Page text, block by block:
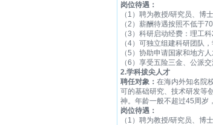
岗位待遇：
（1）聘为教授/研究员、博
（2）薪酬待遇按照不低于
（3）科研启动经费：理工
（4）可独立组建科研团队
（5）协助申请国家和地方
（6）享受五险三金、公派
2.学科拔尖人才
聘任对象： 在海内外知名院
可的基础研究、技术研发等
神。年龄一般不超过45周岁
岗位待遇：
（1）聘为教授/研究员、博